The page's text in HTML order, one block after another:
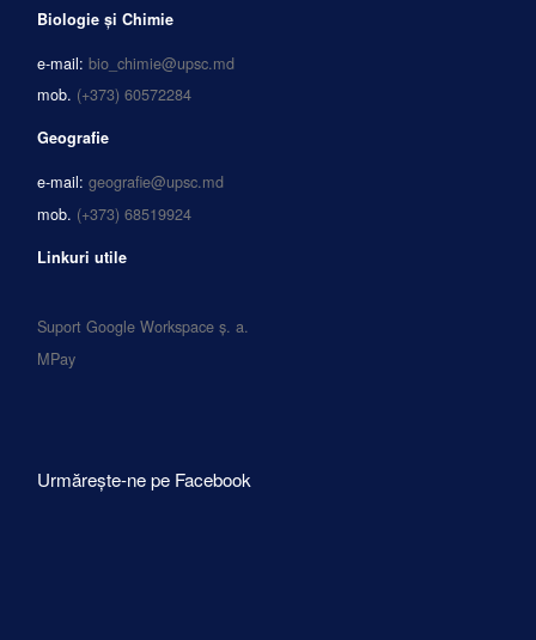
Biologie și Chimie
e-mail: bio_chimie@upsc.md
mob. (+373) 60572284
Geografie
e-mail: geografie@upsc.md
mob. (+373) 68519924
Linkuri utile
Suport Google Workspace ș. a.
MPay
Urmărește-ne pe Facebook